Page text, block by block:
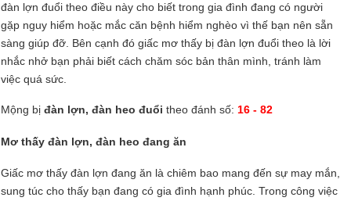
đàn lợn đuổi theo điều này cho biết trong gia đình đang có người
gặp nguy hiểm hoặc mắc căn bệnh hiểm nghèo vì thế bạn nên sẵn
sàng giúp đỡ. Bên cạnh đó giấc mơ thấy bị đàn lợn đuổi theo là lời
nhắc nhở bạn phải biết cách chăm sóc bản thân mình, tránh làm
việc quá sức.
Mộng bị đàn lợn, đàn heo đuổi theo đánh số: 16 - 82
Mơ thấy đàn lợn, đàn heo đang ăn
Giấc mơ thấy đàn lợn đang ăn là chiêm bao mang đến sự may mắn,
sung túc cho thấy bạn đang có gia đình hạnh phúc. Trong công việc